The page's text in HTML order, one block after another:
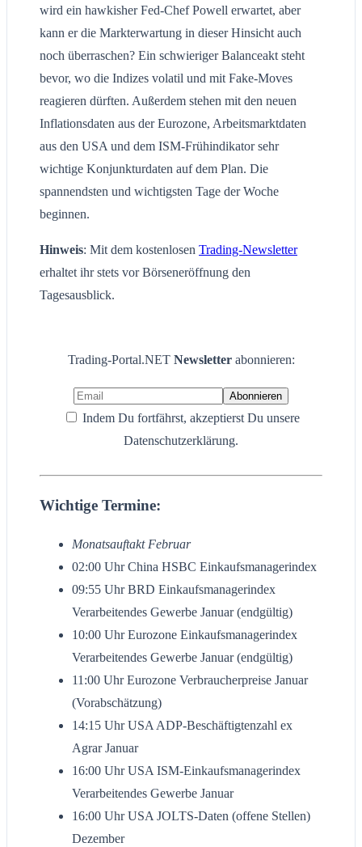
wird ein hawkisher Fed-Chef Powell erwartet, aber
kann er die Markterwartung in dieser Hinsicht auch
noch überraschen? Ein schwieriger Balanceakt steht
bevor, wo die Indizes volatil und mit Fake-Moves
reagieren dürften. Außerdem stehen mit den neuen
Inflationsdaten aus der Eurozone, Arbeitsmarktdaten
aus den USA und dem ISM-Frühindikator sehr
wichtige Konjunkturdaten auf dem Plan. Die
spannendsten und wichtigsten Tage der Woche
beginnen.
Hinweis: Mit dem kostenlosen Trading-Newsletter
erhaltet ihr stets vor Börseneröffnung den
Tagesausblick.
Trading-Portal.NET Newsletter abonnieren:
Indem Du fortfährst, akzeptierst Du unsere
Datenschutzerklärung.
Wichtige Termine:
Monatsauftakt Februar
02:00 Uhr China HSBC Einkaufsmanagerindex
09:55 Uhr BRD Einkaufsmanagerindex
Verarbeitendes Gewerbe Januar (endgültig)
10:00 Uhr Eurozone Einkaufsmanagerindex
Verarbeitendes Gewerbe Januar (endgültig)
11:00 Uhr Eurozone Verbraucherpreise Januar
(Vorabschätzung)
14:15 Uhr USA ADP-Beschäftigtenzahl ex
Agrar Januar
16:00 Uhr USA ISM-Einkaufsmanagerindex
Verarbeitendes Gewerbe Januar
16:00 Uhr USA JOLTS-Daten (offene Stellen)
Dezember